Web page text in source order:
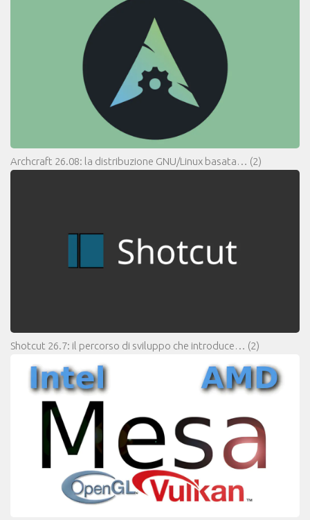
Archcraft 26.08: la distribuzione GNU/Linux basata… (2)
Shotcut 26.7: il percorso di sviluppo che introduce… (2)